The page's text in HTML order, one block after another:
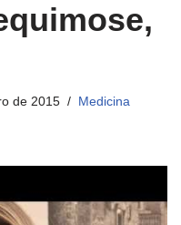
de 2015 Medicina